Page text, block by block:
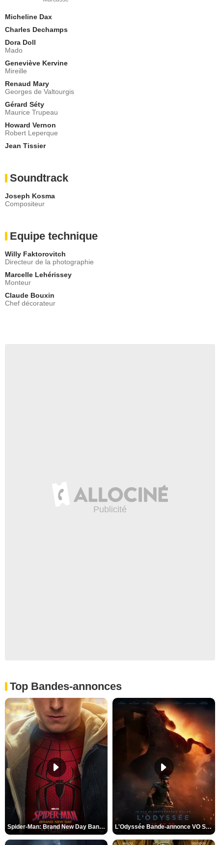
Micheline Dax
Charles Dechamps
Dora Doll
Mado
Geneviève Kervine
Mireille
Renaud Mary
Georges de Valtourgis
Gérard Séty
Maurice Trupeau
Howard Vernon
Robert Leperque
Jean Tissier
Soundtrack
Joseph Kosma
Compositeur
Equipe technique
Willy Faktorovitch
Directeur de la photographie
Marcelle Lehérissey
Monteur
Claude Bouxin
Chef décorateur
Top Bandes-annonces
Spider-Man: Brand New Day Bande-annonce VO STFR L'Odyssée Bande-annonce VO STFR